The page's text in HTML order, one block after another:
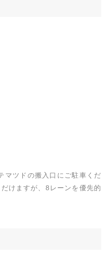
マツドの搬入口にご駐車くだ
けますが、8レーンを優先的